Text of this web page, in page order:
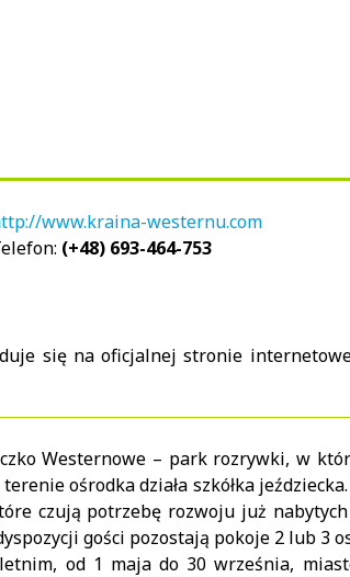
www.kraina-westernu.com
(+48) 693-464-753
się na oficjalnej stronie
Westernowe – park rozrywki, w
ośrodka działa szkółka
czują potrzebę rozwoju już
gości pozostają pokoje 2 lub 3
od 1 maja do 30 września,